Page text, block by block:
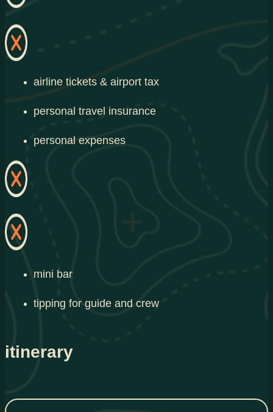
airline tickets & airport tax
personal travel insurance
personal expenses
mini bar
tipping for guide and crew
itinerary